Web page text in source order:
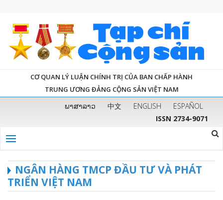
CƠ QUAN LÝ LUẬN CHÍNH TRỊ CỦA BAN CHẤP HÀNH
TRUNG ƯƠNG ĐẢNG CỘNG SẢN VIỆT NAM
ພາສາລາວ 中文 ENGLISH
ESPAÑOL
ISSN 2734-9071
NGÂN HÀNG TMCP ĐẦU TƯ VÀ PHÁT
TRIỂN VIỆT NAM